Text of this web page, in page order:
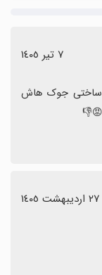
٧ تیر ١٤٠٥
٢٧ اردیبهشت ١٤٠٥